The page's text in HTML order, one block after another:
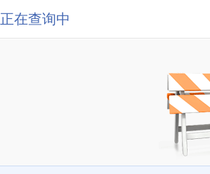
正在查询中